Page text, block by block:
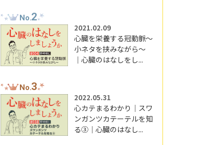
No.2
2021.02.09
心臓を栄養する冠動脈～
小ネタを挟みながら～
｜心臓のはなしをし...
No.3
2022.05.31
心カテまるわかり｜スワ
ンガンツカテーテルを知
る③｜心臓のはなし...